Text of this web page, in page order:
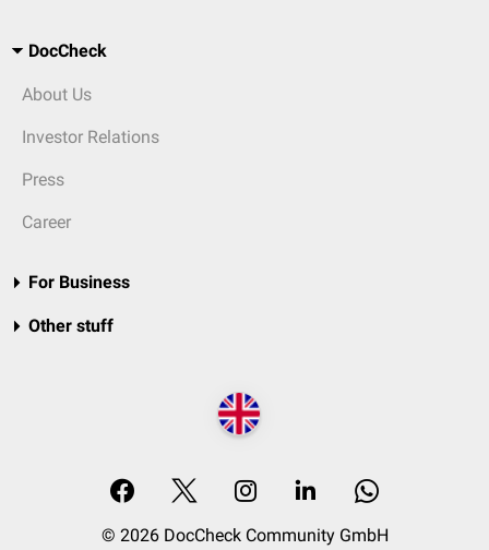
DocCheck
About Us
Investor Relations
Press
Career
For Business
Other stuff
© 2026 DocCheck Community GmbH